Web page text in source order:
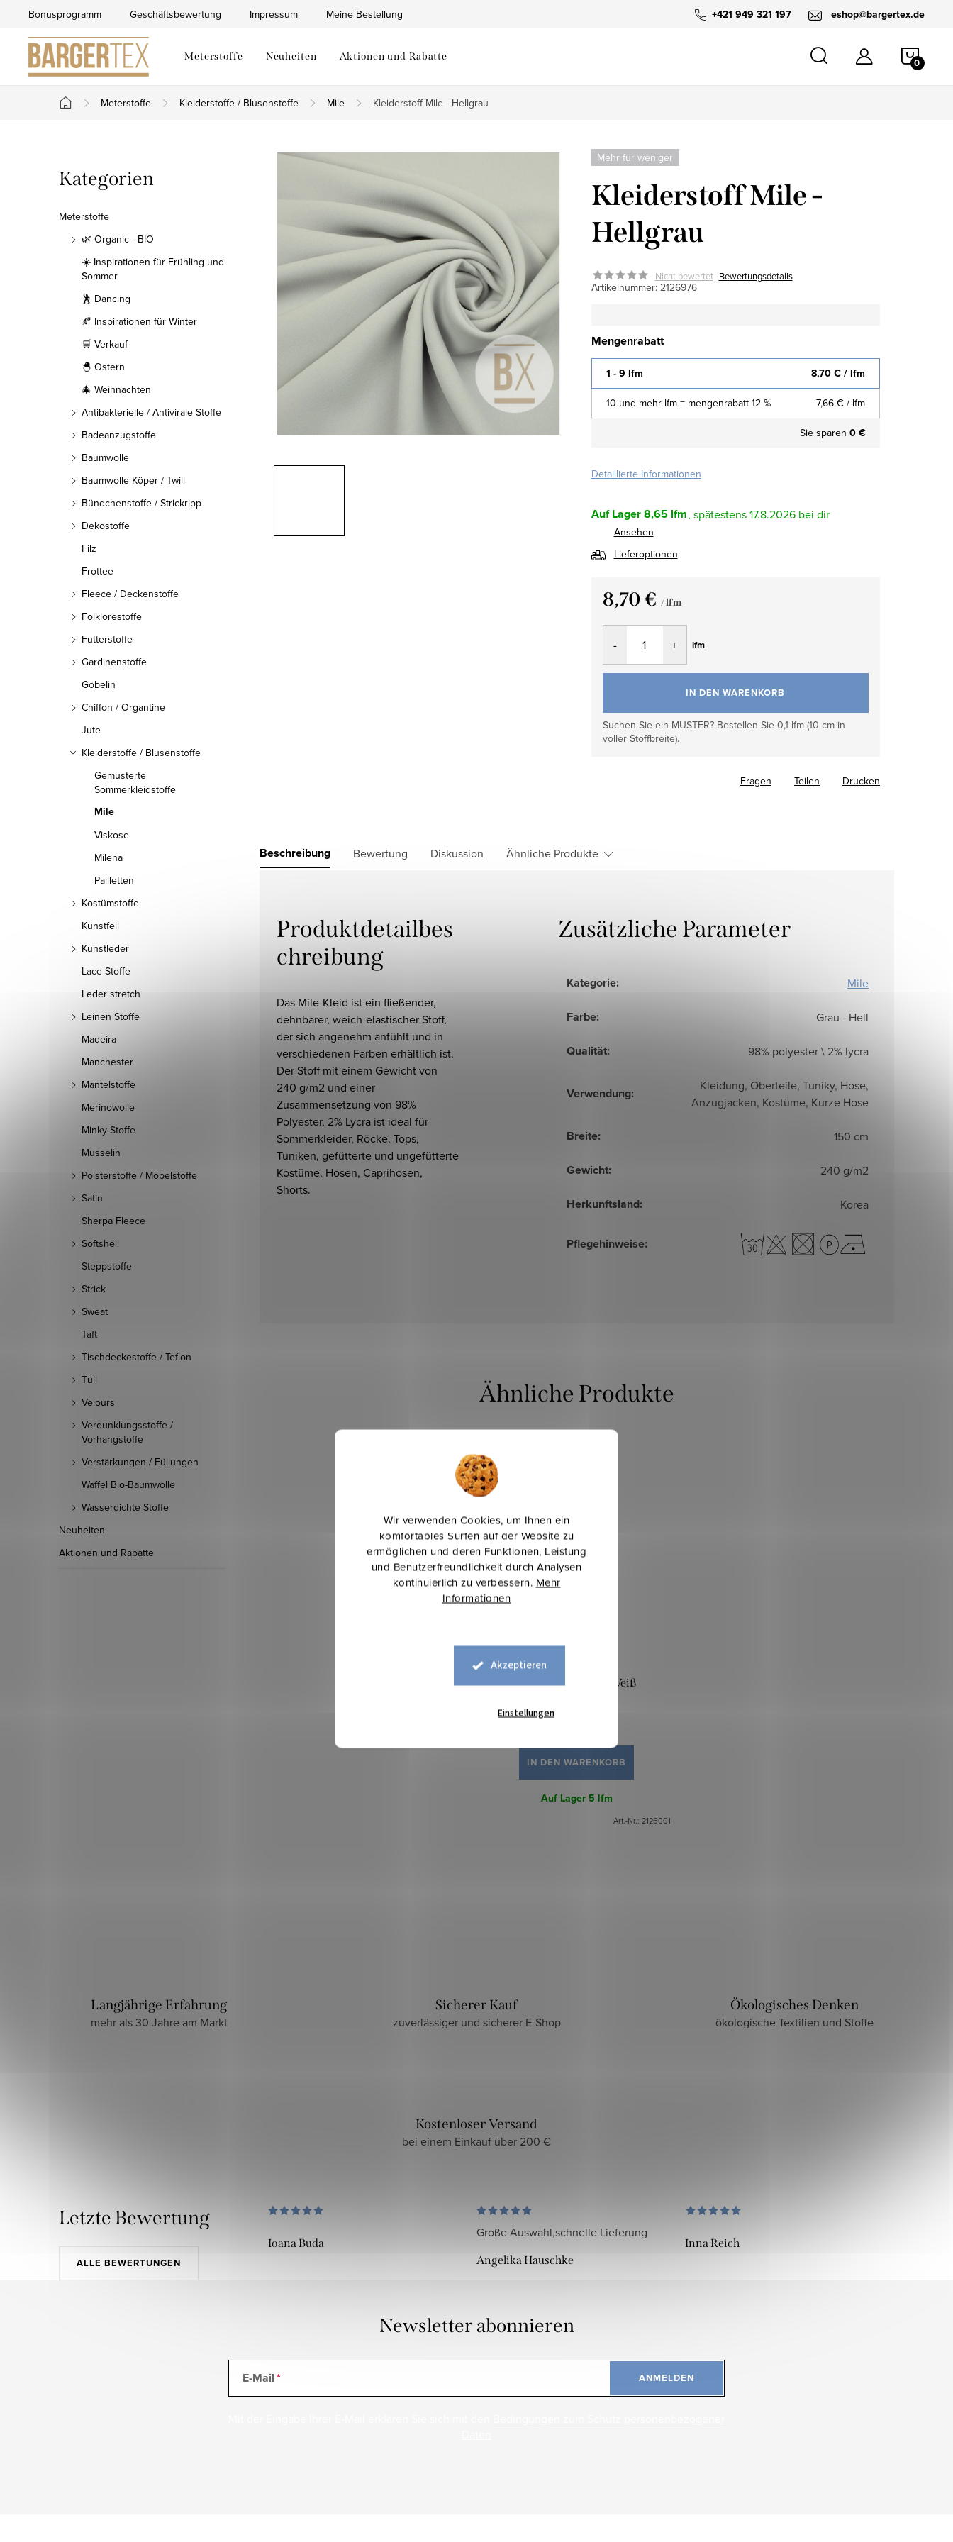
Wir verwenden Cookies, um Ihnen ein
komfortables Surfen auf der Website zu
ermöglichen und deren Funktionen, Leistung
und Benutzerfreundlichkeit durch Analysen
kontinuierlich zu verbessern. Mehr
Informationen
Akzeptieren
Einstellungen
springen
+421 949 321 197 eshop@bargertex.de
Bonusprogramm Geschäftsbewertung Impressum Meine Bestellung
Meterstoffe Neuheiten Aktionen und Rabatte
Startseite
Meterstoffe Kleiderstoffe / Blusenstoffe Mile Kleiderstoff Mile - Hellgrau
e
i
Kategorien
überspringen
Kategorien
Meterstoffe
🌿 Organic - BIO
☀️ Inspirationen für Frühling und
Sommer
🕺 Dancing
🍂 Inspirationen für Winter
🛒 Verkauf
🐣 Ostern
🎄 Weihnachten
Antibakterielle / Antivirale Stoffe
Badeanzugstoffe
Baumwolle
Baumwolle Köper / Twill
Bündchenstoffe / Strickripp
Dekostoffe
Filz
Frottee
Fleece / Deckenstoffe
Folklorestoffe
Futterstoffe
Gardinenstoffe
Gobelin
Chiffon / Organtine
Jute
Kleiderstoffe / Blusenstoffe
Gemusterte
Sommerkleidstoffe
Mile
Viskose
Milena
Pailletten
Kostümstoffe
Kunstfell
Kunstleder
Lace Stoffe
Leder stretch
Leinen Stoffe
Madeira
Manchester
Mantelstoffe
Merinowolle
Minky-Stoffe
Musselin
Polsterstoffe / Möbelstoffe
Satin
Sherpa Fleece
Softshell
Steppstoffe
Strick
Sweat
Taft
Tischdeckestoffe / Teflon
Tüll
Velours
Verdunklungsstoffe /
Vorhangstoffe
Verstärkungen / Füllungen
Waffel Bio-Baumwolle
Wasserdichte Stoffe
Neuheiten
Aktionen und Rabatte
Mehr für weniger
Kleiderstoff Mile -
Hellgrau
Nicht bewertet Bewertungsdetails
Artikelnummer: 2126976
Mengenrabatt
1 - 9 lfm 8,70 €/ lfm
10 und mehr lfm = mengenrabatt 12 % 7,66 € / lfm
Sie sparen 0 €
Detaillierte Informationen
Auf Lager8,65 lfm 17.8.2026
Ansehen
Lieferoptionen
8,70 € / lfm
Verkaufspreis:
lfm
IN DEN WARENKORB
Suchen Sie ein MUSTER? Bestellen Sie 0,1 lfm (10 cm in
voller Stoffbreite).
Drucken
Fragen Teilen
Beschreibung Bewertung Diskussion Ähnliche Produkte
Produktdetailbes
chreibung
Das Mile-Kleid ist ein fließender,
dehnbarer, weich-elastischer Stoff,
der sich angenehm anfühlt und in
verschiedenen Farben erhältlich ist.
Der Stoff mit einem Gewicht von
240 g/m2 und einer
Zusammensetzung von 98%
Polyester, 2% Lycra ist ideal für
Sommerkleider, Röcke, Tops,
Tuniken, gefütterte und ungefütterte
Kostüme, Hosen, Caprihosen,
Shorts.
Zusätzliche Parameter
Kategorie: Mile
Farbe: Grau - Hell
Qualität: 98% polyester \ 2% lycra
Verwendung:
Kleidung, Oberteile, Tuniky, Hose,
Anzugjacken, Kostüme, Kurze Hose
Breite: 150 cm
Gewicht: 240 g/m2
Herkunftsland: Korea
Pflegehinweise:
Mehr für weniger
Kleiderstoff Mile - Weiß
IN DEN WARENKORB
Auf Lager 5 lfm
Art.-Nr.: 2126001
Langjährige Erfahrung
mehr als 30 Jahre am Markt
Sicherer Kauf
zuverlässiger und sicherer E-Shop
Ökologisches Denken
ökologische Textilien und Stoffe
Kostenloser Versand
bei einem Einkauf über 200 €
Letzte Bewertung
ALLE BEWERTUNGEN
Ioana Buda
Große Auswahl,schnelle Lieferung
Angelika Hauschke
Inna Reich
Newsletter abonnieren
E-Mail ANMELDEN